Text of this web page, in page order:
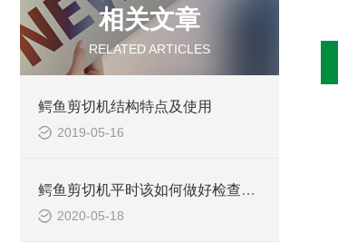
相关文章
RELATED ARTICLES
鳄鱼剪切机结构特点及使用
2019-05-16
鳄鱼剪切机平时该如何做好检查维修工作
2020-05-18